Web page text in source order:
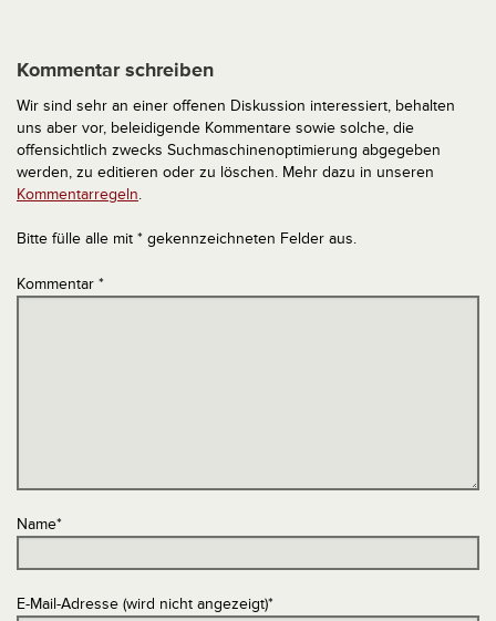
Kommentar schreiben
Wir sind sehr an einer offenen Diskussion interessiert, behalten
uns aber vor, beleidigende Kommentare sowie solche, die
offensichtlich zwecks Suchmaschinenoptimierung abgegeben
werden, zu editieren oder zu löschen. Mehr dazu in unseren
Kommentarregeln.
Bitte fülle alle mit * gekennzeichneten Felder aus.
Kommentar *
Name*
E-Mail-Adresse (wird nicht angezeigt)*